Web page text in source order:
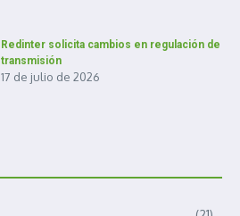
Redinter solicita cambios en regulación de
transmisión
17 de julio de 2026